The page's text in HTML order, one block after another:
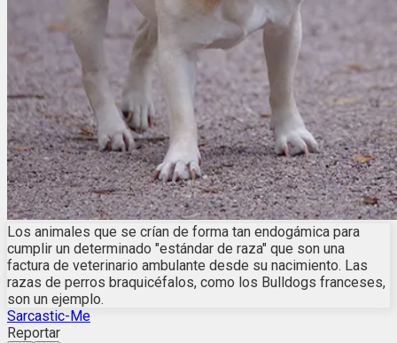
Los animales que se crían de forma tan endogámica para
cumplir un determinado "estándar de raza" que son una
factura de veterinario ambulante desde su nacimiento. Las
razas de perros braquicéfalos, como los Bulldogs franceses,
son un ejemplo.
Sarcastic-Me
Reportar